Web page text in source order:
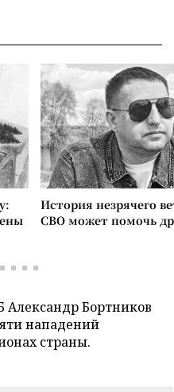
История незрячего
СВО может помочь
Бортников
нападений
страны.